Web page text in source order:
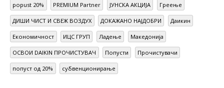
popust 20% PREMIUM Partner ЈУНСКА АКЦИЈА Греење
ДИШИ ЧИСТ И СВЕЖ ВОЗДУХ ДОКАЖАНО НАЈДОБРИ Даикин
Економичност ИЦС ГРУП Ладење Македонија
ОСВОИ DAIKIN ПРОЧИСТУВАЧ Попусти Прочистувачи
попуст од 20% субвенционирање